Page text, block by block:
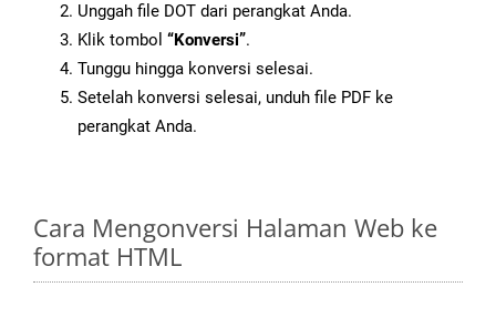
Unggah file DOT dari perangkat Anda.
Klik tombol “Konversi”.
Tunggu hingga konversi selesai.
Setelah konversi selesai, unduh file PDF ke
perangkat Anda.
Cara Mengonversi Halaman Web ke
format HTML